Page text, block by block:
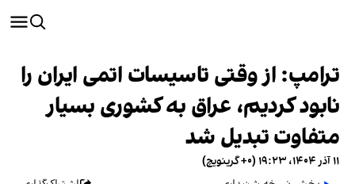
ترامپ: از وقتی تاسیسات اتمی ایران را
نابود کردیم، عراق به کشوری بسیار
متفاوت تبدیل شد
۱۱ آذر ۱۴۰۴، ۱۹:۲۳ (‎+۰ گرینویچ)